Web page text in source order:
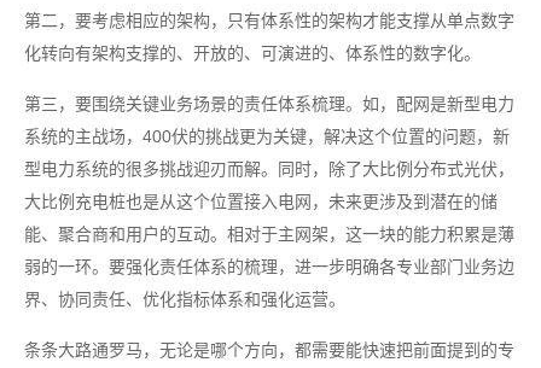
第二，要考虑相应的架构，只有体系性的架构才能支撑从单点数字
化转向有架构支撑的、开放的、可演进的、体系性的数字化。
第三，要围绕关键业务场景的责任体系梳理。如，配网是新型电力
系统的主战场，400伏的挑战更为关键，解决这个位置的问题，新
型电力系统的很多挑战迎刃而解。同时，除了大比例分布式光伏，
大比例充电桩也是从这个位置接入电网，未来更涉及到潜在的储
能、聚合商和用户的互动。相对于主网架，这一块的能力积累是薄
弱的一环。要强化责任体系的梳理，进一步明确各专业部门业务边
界、协同责任、优化指标体系和强化运营。
条条大路通罗马，无论是哪个方向，都需要能快速把前面提到的专